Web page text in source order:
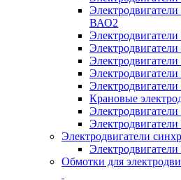
ВАО2
Крановые
Электродвигатели
Обмотки для